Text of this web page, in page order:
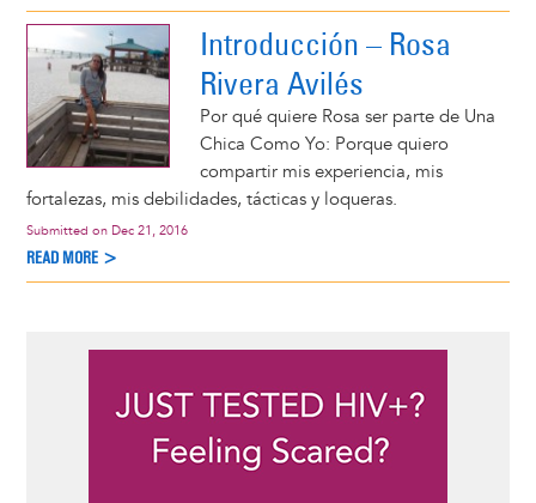
Introducción – Rosa
Rivera Avilés
Por qué quiere Rosa ser parte de Una
Chica Como Yo: Porque quiero
compartir mis experiencia, mis
fortalezas, mis debilidades, tácticas y loqueras.
Submitted on Dec 21, 2016
READ MORE >